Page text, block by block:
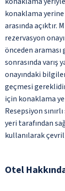
konaklama
arasında
rezervasyon
önceden
sonrasında varış
onayındaki
geçmesi
için konaklama
Resepsiyon
yeri tarafından
kullanılarak
Otel